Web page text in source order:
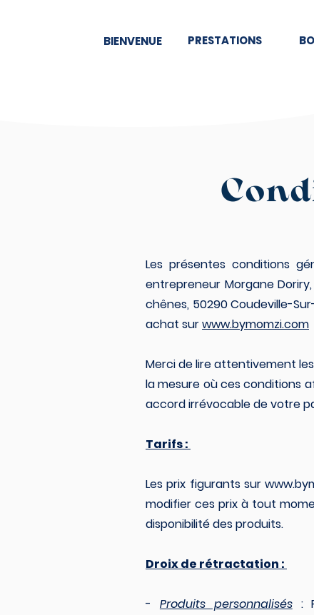
BIENVENUE PRESTATIONS
Les présentes conditions
entrepreneur Morgane
chênes, 50290 Coudeville-
achat surwww.bymomzi.com
Merci de lire attentivement
la mesure où ces conditions
accord irrévocable de votre
Tarifs :
Les prix figurants sur
modifier ces prix à tout
disponibilité des produits.
Droix de rétractation :
- Produits personnalisés: